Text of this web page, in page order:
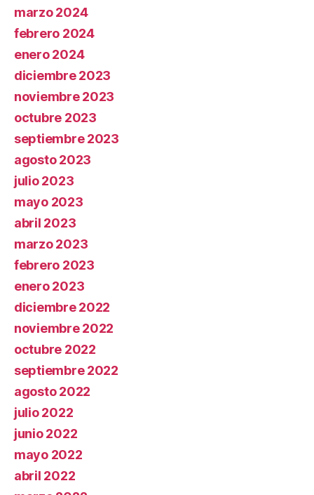
marzo 2024
febrero 2024
enero 2024
diciembre 2023
noviembre 2023
octubre 2023
septiembre 2023
agosto 2023
julio 2023
mayo 2023
abril 2023
marzo 2023
febrero 2023
enero 2023
diciembre 2022
noviembre 2022
octubre 2022
septiembre 2022
agosto 2022
julio 2022
junio 2022
mayo 2022
abril 2022